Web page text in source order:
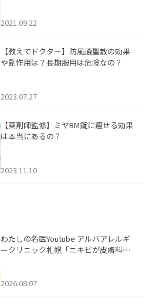
2021.09.22
【教えてドクター】防風通聖散の効果
や副作用は？長期服用は危険なの？
2023.07.27
【薬剤師監修】ミヤBM錠に痩せる効果
は本当にあるの？
2023.11.10
わたしの名医Youtube アルバアレルギ
ークリニック札幌「ニキビが皮膚科で
ました。
2026.08.07